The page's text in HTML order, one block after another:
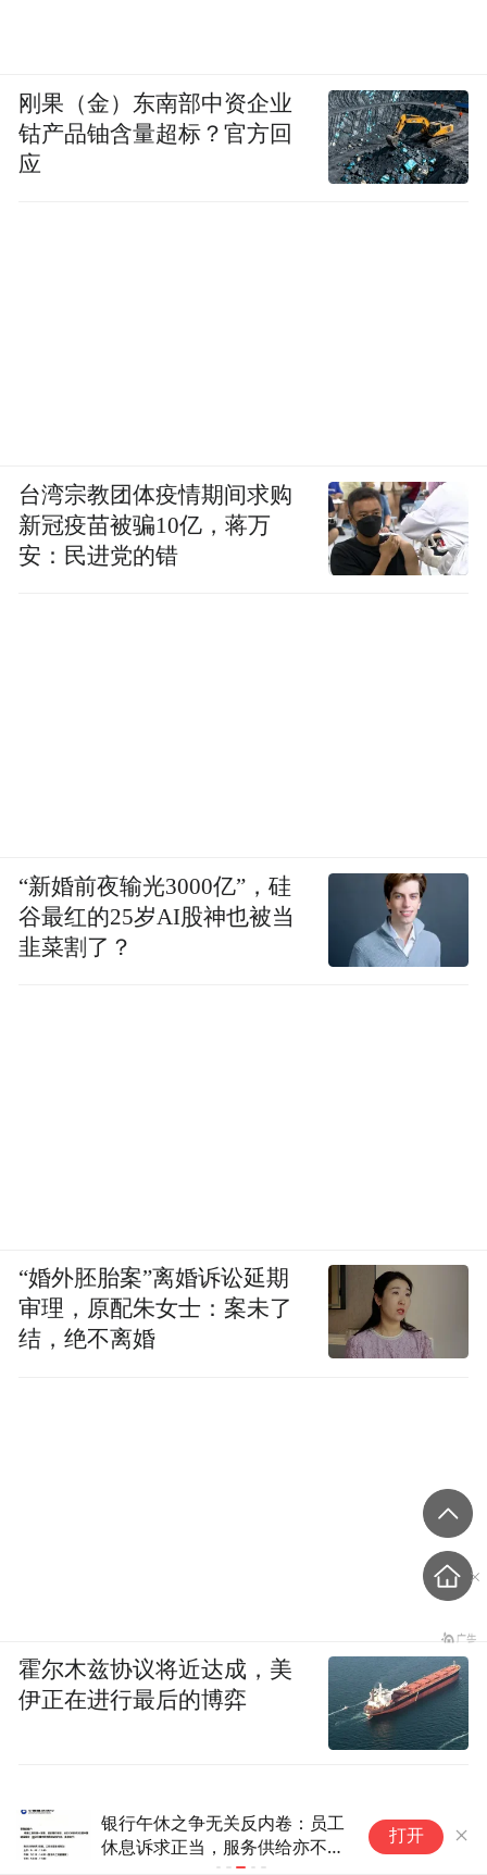
因严重违纪违法，金融监管总局
原局长李云泽被罢免全国人大代 打开
刚果（金）东南部中资企业
钴产品铀含量超标？官方回
应
台湾宗教团体疫情期间求购
新冠疫苗被骗10亿，蒋万
安：民进党的错
“新婚前夜输光3000亿”，硅
谷最红的25岁AI股神也被当
韭菜割了？
“婚外胚胎案”离婚诉讼延期
审理，原配朱女士：案未了
结，绝不离婚
霍尔木兹协议将近达成，美
伊正在进行最后的博弈